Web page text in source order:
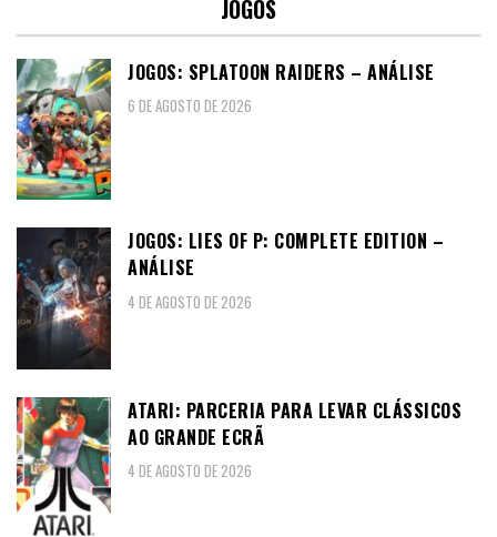
JOGOS
JOGOS: SPLATOON RAIDERS – ANÁLISE
6 DE AGOSTO DE 2026
JOGOS: LIES OF P: COMPLETE EDITION –
ANÁLISE
4 DE AGOSTO DE 2026
ATARI: PARCERIA PARA LEVAR CLÁSSICOS
AO GRANDE ECRÃ
4 DE AGOSTO DE 2026